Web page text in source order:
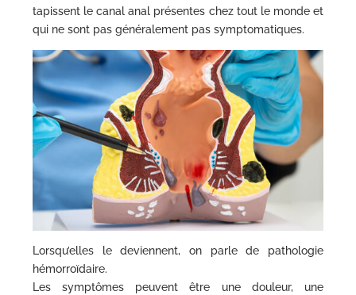
tapissent le canal anal présentes chez tout le monde et
qui ne sont pas généralement pas symptomatiques.
Lorsqu’elles le deviennent, on parle de pathologie
hémorroïdaire.
Les symptômes peuvent être une douleur, une